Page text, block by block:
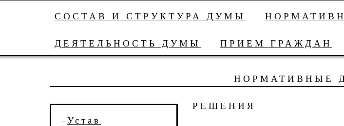
СОСТАВ И СТРУКТУРА ДУМЫ
ДЕЯТЕЛЬНОСТЬ ДУМЫ ПРИЕМ ГРАЖДАН
НОРМАТИВНЫЕ
Устав
РЕШЕНИЯ